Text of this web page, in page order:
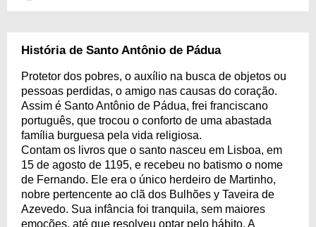
História de Santo Antônio de Pádua
Protetor dos pobres, o auxílio na busca de objetos ou
pessoas perdidas, o amigo nas causas do coração.
Assim é Santo Antônio de Pádua, frei franciscano
português, que trocou o conforto de uma abastada
família burguesa pela vida religiosa.
Contam os livros que o santo nasceu em Lisboa, em
15 de agosto de 1195, e recebeu no batismo o nome
de Fernando. Ele era o único herdeiro de Martinho,
nobre pertencente ao clã dos Bulhões y Taveira de
Azevedo. Sua infância foi tranquila, sem maiores
emoções, até que resolveu optar pelo hábito. A